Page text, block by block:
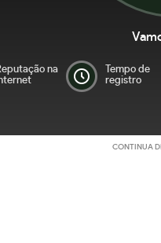
na
Tempo de
registro
CONTINUA